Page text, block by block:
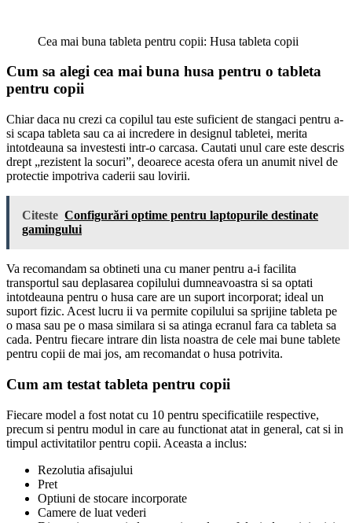
Cea mai buna tableta pentru copii: Husa tableta copii
Cum sa alegi cea mai buna husa pentru o tableta
pentru copii
Chiar daca nu crezi ca copilul tau este suficient de stangaci pentru a-
si scapa tableta sau ca ai incredere in designul tabletei, merita
intotdeauna sa investesti intr-o carcasa. Cautati unul care este descris
drept „rezistent la socuri”, deoarece acesta ofera un anumit nivel de
protectie impotriva caderii sau lovirii.
Citeste Configurări optime pentru laptopurile destinate
gamingului
Va recomandam sa obtineti una cu maner pentru a-i facilita
transportul sau deplasarea copilului dumneavoastra si sa optati
intotdeauna pentru o husa care are un suport incorporat; ideal un
suport fizic. Acest lucru ii va permite copilului sa sprijine tableta pe
o masa sau pe o masa similara si sa atinga ecranul fara ca tableta sa
cada. Pentru fiecare intrare din lista noastra de cele mai bune tablete
pentru copii de mai jos, am recomandat o husa potrivita.
Cum am testat tableta pentru copii
Fiecare model a fost notat cu 10 pentru specificatiile respective,
precum si pentru modul in care au functionat atat in general, cat si in
timpul activitatilor pentru copii. Aceasta a inclus:
Rezolutia afisajului
Pret
Optiuni de stocare incorporate
Camere de luat vederi